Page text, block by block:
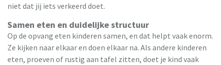
niet dat jij iets verkeerd doet.
Samen eten en duidelijke structuur
Op de opvang eten kinderen samen, en dat helpt vaak enorm.
Ze kijken naar elkaar en doen elkaar na. Als andere kinderen
eten, proeven of rustig aan tafel zitten, doet je kind vaak